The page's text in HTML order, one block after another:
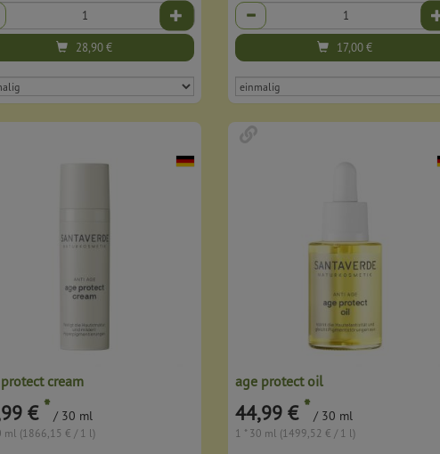
28,90€
Anzahl
17,00€
cream
€* / 30 ml
ml (1866,15 € / 1 l)
age protect oil
44,99 € * / 30 ml
1 * 30 ml (1499,52 € / 1 l)